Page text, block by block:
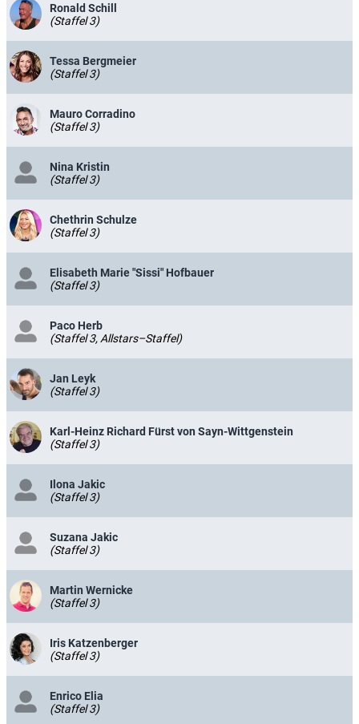
Ronald Schill
(Staffel 3)
Tessa Bergmeier
(Staffel 3)
Mauro Corradino
(Staffel 3)
Nina Kristin
(Staffel 3)
Chethrin Schulze
(Staffel 3)
Elisabeth Marie "Sissi" Hofbauer
(Staffel 3)
Paco Herb
(Staffel 3, Allstars–Staffel)
Jan Leyk
(Staffel 3)
Karl-Heinz Richard Fürst von Sayn-Wittgenstein
(Staffel 3)
Ilona Jakic
(Staffel 3)
Suzana Jakic
(Staffel 3)
Martin Wernicke
(Staffel 3)
Iris Katzenberger
(Staffel 3)
Enrico Elia
(Staffel 3)